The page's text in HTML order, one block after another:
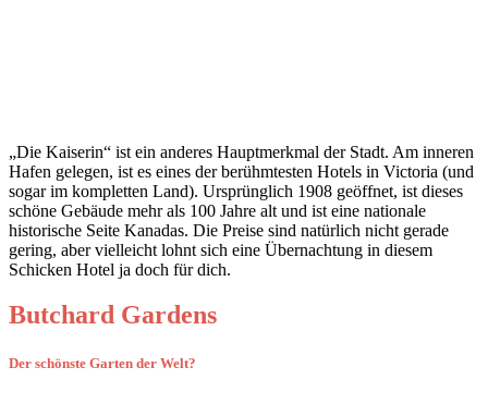
„Die Kaiserin“ ist ein anderes Hauptmerkmal der Stadt. Am inneren
Hafen gelegen, ist es eines der berühmtesten Hotels in Victoria (und
sogar im kompletten Land). Ursprünglich 1908 geöffnet, ist dieses
schöne Gebäude mehr als 100 Jahre alt und ist eine nationale
historische Seite Kanadas. Die Preise sind natürlich nicht gerade
gering, aber vielleicht lohnt sich eine Übernachtung in diesem
Schicken Hotel ja doch für dich.
Butchard Gardens
Der schönste Garten der Welt?